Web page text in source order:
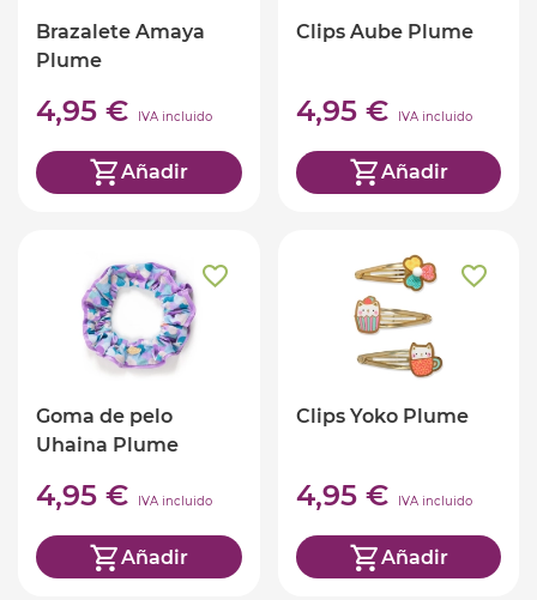
Brazalete Amaya
Plume
4,95 € IVA incluido
Añadir
Clips Aube Plume
4,95 € IVA incluido
Añadir
Goma de pelo
Uhaina Plume
4,95 € IVA incluido
Añadir
Clips Yoko Plume
4,95 € IVA incluido
Añadir